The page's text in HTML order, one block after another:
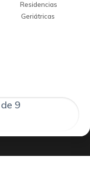
Residencias
Geriátricas
9